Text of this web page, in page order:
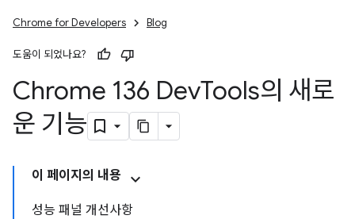
Chrome for Developers Blog
도움이 되었나요?
Chrome 136 DevTools의 새로
운 기능
이 페이지의 내용
성능 패널 개선사항